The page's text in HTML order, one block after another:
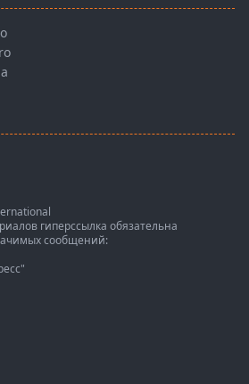
гиперссылка обязательна
сообщений: